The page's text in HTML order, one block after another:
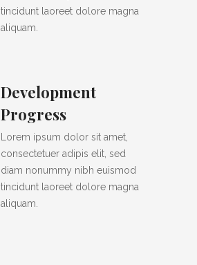
tincidunt laoreet dolore magna
aliquam.
Development
Progress
Lorem ipsum dolor sit amet,
consectetuer adipis elit, sed
diam nonummy nibh euismod
tincidunt laoreet dolore magna
aliquam.